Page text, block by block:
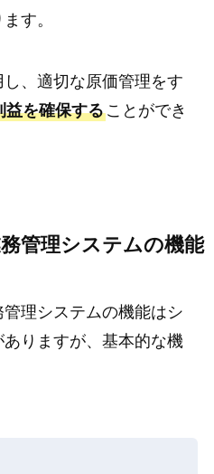
す。
、適切な原価管理をす
益を確保することができ
管理システムの機能
理システムの機能はシ
りますが、基本的な機